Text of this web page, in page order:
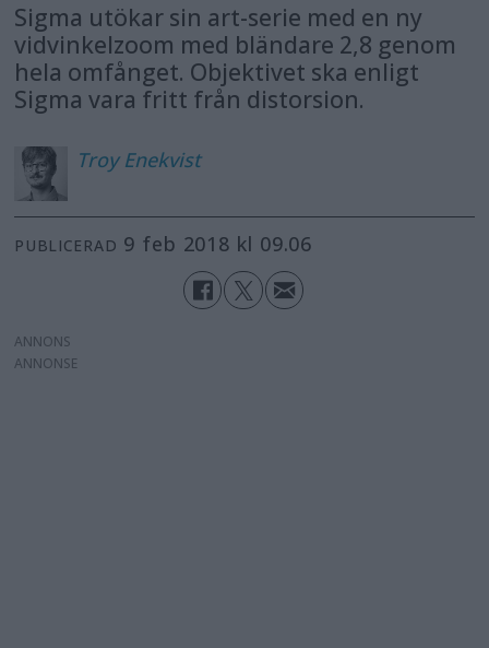
Sigma utökar sin art-serie med en ny
vidvinkelzoom med bländare 2,8 genom
hela omfånget. Objektivet ska enligt
Sigma vara fritt från distorsion.
Troy Enekvist
PUBLICERAD 9 feb 2018 kl 09.06
ANNONS